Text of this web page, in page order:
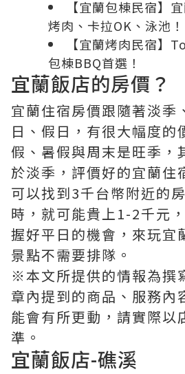
【宜蘭包棟民宿】
烤肉、卡拉OK、泳池！
【宜蘭烤肉民宿】
包棟BBQ首選！
宜蘭飯店的房價？
宜蘭住宿房價跟隨著淡季
日、假日，有很大幅度的
假、暑假與周末是旺季，
於淡季，評價好的宜蘭住
可以找到3千台幣附近的
時，就可能貴上1-2千元
握好平日的機會，來玩宜
景點不需要排隊。
※本文所提供的情報為撰
章內提到的商品、服務內
能會有所更動，請實際以
準。
宜蘭飯店-礁溪